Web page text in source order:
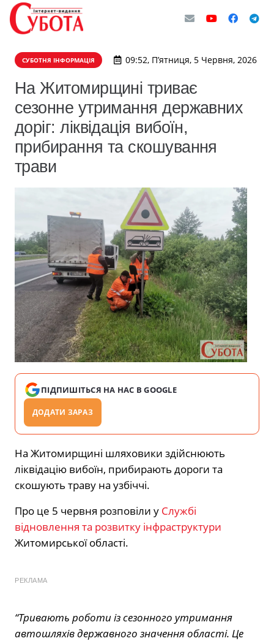
СУБОТНЯ ІНФОРМАЦІЯ 09:52, П’ятниця, 5 Червня, 2026
На Житомирщині триває
сезонне утримання державних
доріг: ліквідація вибоїн,
прибирання та скошування
трави
ПІДПИШІТЬСЯ НА НАС В GOOGLE
ДОДАТИ ЗАРАЗ
На Житомирщині шляховики здійснюють
ліквідацію вибоїн, прибирають дороги та
скошують траву на узбіччі.
Про це 5 червня розповіли у Службі
відновлення та розвитку інфраструктури
Житомирської області.
РЕКЛАМА
“Тривають роботи із сезонного утримання
автошляхів державного значення області. Це